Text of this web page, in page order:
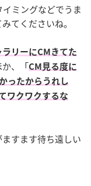
ミングなどでうま
てくださいね。
リーにCMきてた
か、「CM見る度に
ったからうれし
ワクワクするな
すます待ち遠しい